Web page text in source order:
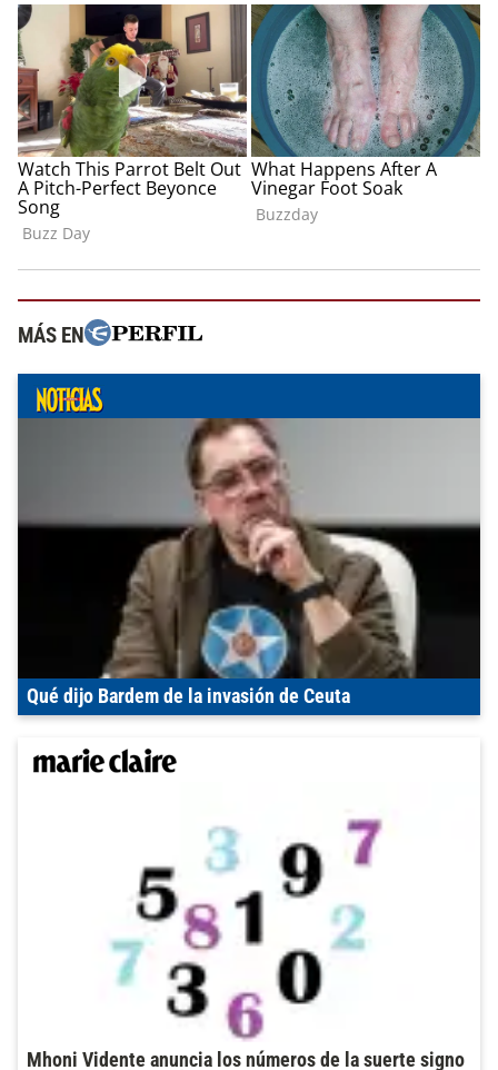
MÁS EN
Qué dijo Bardem de la invasión de Ceuta
Mhoni Vidente anuncia los números de la suerte signo